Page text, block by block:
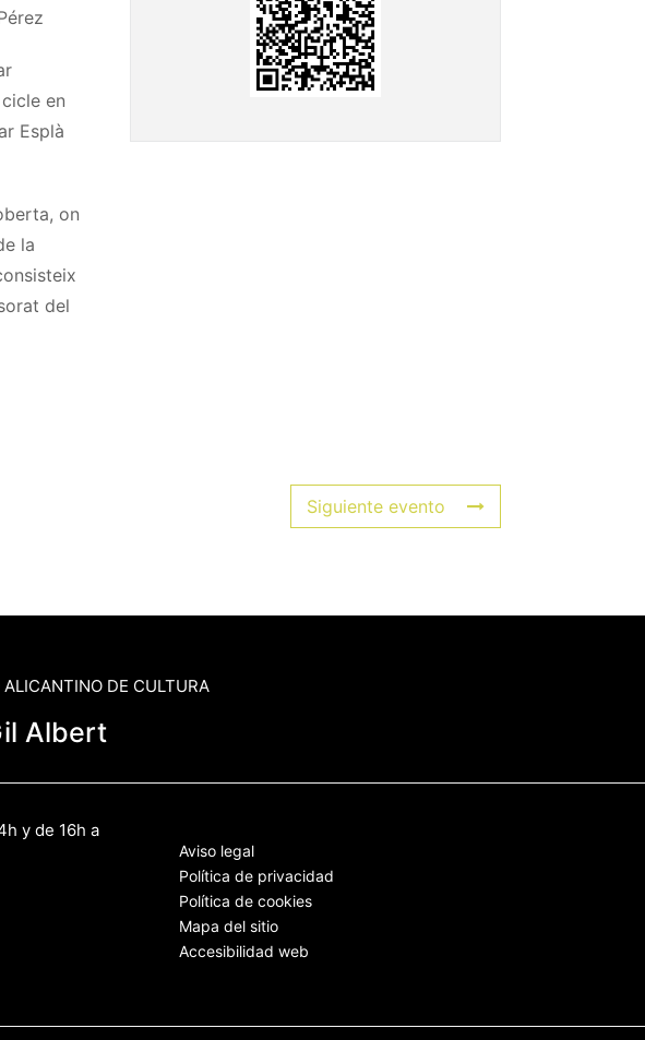
en
Esplà
on
la
del
Siguiente evento
DE CULTURA
Albert
y de 16h a
Aviso legal
Política de privacidad
Política de cookies
Mapa del sitio
Accesibilidad web